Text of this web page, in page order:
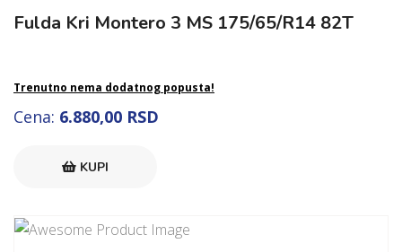
Fulda Kri Montero 3 MS 175/65/R14 82T
Trenutno nema dodatnog popusta!
Cena: 6.880,00 RSD
KUPI